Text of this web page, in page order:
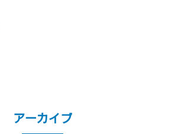
アーカイブ